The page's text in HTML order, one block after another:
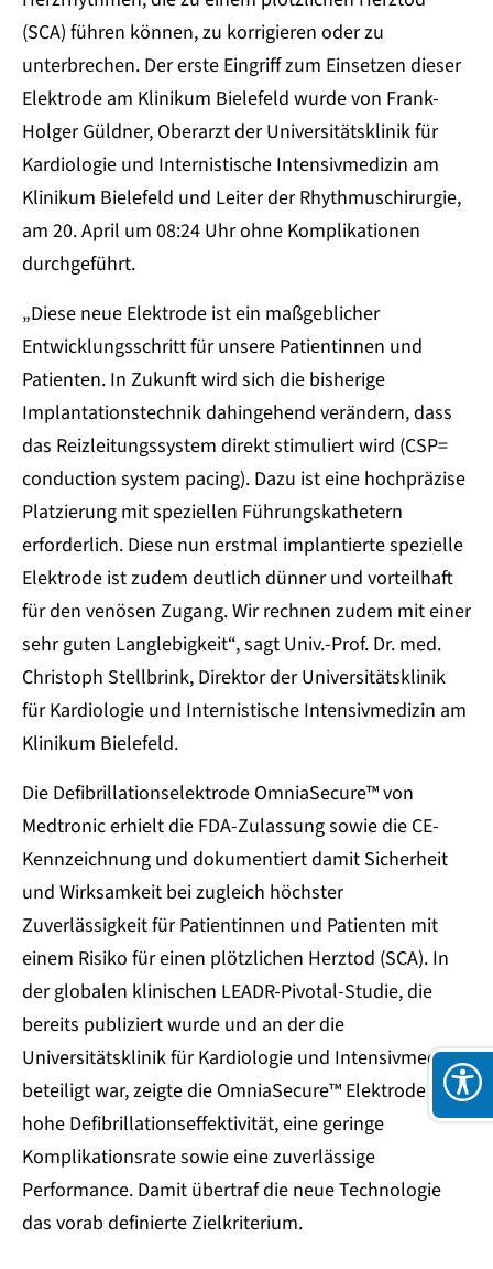
(SCA) führen können, zu korrigieren oder zu
unterbrechen. Der erste Eingriff zum Einsetzen dieser
Elektrode am Klinikum Bielefeld wurde von Frank-
Holger Güldner, Oberarzt der Universitätsklinik für
Kardiologie und Internistische Intensivmedizin am
Klinikum Bielefeld und Leiter der Rhythmuschirurgie,
am 20. April um 08:24 Uhr ohne Komplikationen
durchgeführt.
„Diese neue Elektrode ist ein maßgeblicher
Entwicklungsschritt für unsere Patientinnen und
Patienten. In Zukunft wird sich die bisherige
Implantationstechnik dahingehend verändern, dass
das Reizleitungssystem direkt stimuliert wird (CSP=
conduction system pacing). Dazu ist eine hochpräzise
Platzierung mit speziellen Führungskathetern
erforderlich. Diese nun erstmal implantierte spezielle
Elektrode ist zudem deutlich dünner und vorteilhaft
für den venösen Zugang. Wir rechnen zudem mit einer
sehr guten Langlebigkeit“, sagt Univ.-Prof. Dr. med.
Christoph Stellbrink, Direktor der Universitätsklinik
für Kardiologie und Internistische Intensivmedizin am
Klinikum Bielefeld.
Die Defibrillationselektrode OmniaSecure™ von
Medtronic erhielt die FDA-Zulassung sowie die CE-
Kennzeichnung und dokumentiert damit Sicherheit
und Wirksamkeit bei zugleich höchster
Zuverlässigkeit für Patientinnen und Patienten mit
einem Risiko für einen plötzlichen Herztod (SCA). In
der globalen klinischen LEADR-Pivotal-Studie, die
bereits publiziert wurde und an der die
Universitätsklinik für Kardiologie und Intensivmedizin
beteiligt war, zeigte die OmniaSecure™ Elektrode eine
hohe Defibrillationseffektivität, eine geringe
Komplikationsrate sowie eine zuverlässige
Performance. Damit übertraf die neue Technologie
das vorab definierte Zielkriterium.